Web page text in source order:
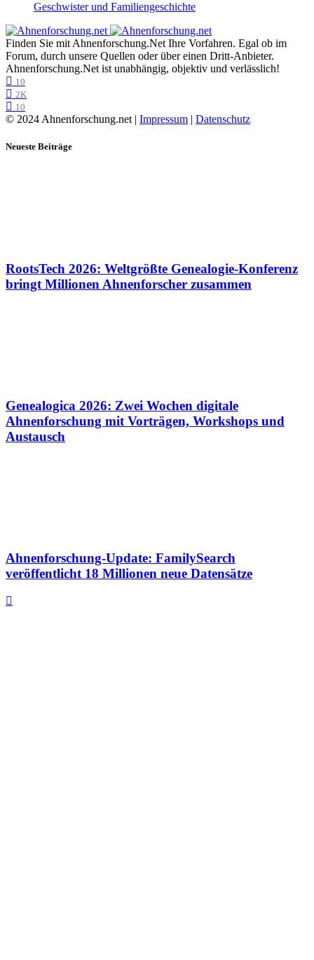
Geschwister und Familiengeschichte
Finden Sie mit Ahnenforschung.Net Ihre Vorfahren. Egal ob im
Forum, durch unsere Quellen oder über einen Dritt-Anbieter.
Ahnenforschung.Net ist unabhängig, objektiv und verlässlich!
10
2K
10
© 2024 Ahnenforschung.net | Impressum | Datenschutz
Neueste Beiträge
RootsTech 2026: Weltgrößte Genealogie-Konferenz
bringt Millionen Ahnenforscher zusammen
Genealogica 2026: Zwei Wochen digitale
Ahnenforschung mit Vorträgen, Workshops und
Austausch
Ahnenforschung-Update: FamilySearch
veröffentlicht 18 Millionen neue Datensätze